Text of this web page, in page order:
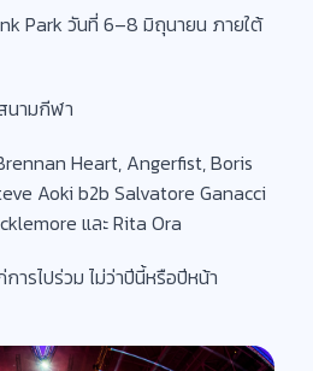
Park วันที่ 6–8 มิถุนายน ภายใต้
นามกีฬา
Heart, Angerfist, Boris
Aoki b2b Salvatore Ganacci
และ Rita Ora
ารไปร่วม ไม่ว่าปีนี้หรือปีหน้า